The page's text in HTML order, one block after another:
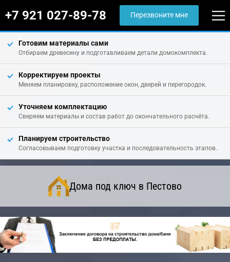
+7 921 027-89-78 Перезвоните мне
Готовим материалы сами
Отбираем древесину и подготавливаем детали домокомплекта.
Корректируем проекты
Меняем планировку, расположение окон, дверей и перегородок.
Уточняем комплектацию
Сверяем материалы и состав работ до окончательного расчёта.
Планируем строительство
Согласовываем подготовку участка и последовательность этапов.
Дома под ключ в Пестово